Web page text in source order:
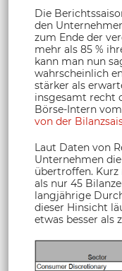
Die
den
zum Ende der
mehr als 85 %
kann man nun
wahrscheinlich
stärker als
insgesamt recht
Börse-Intern vom
von der
Laut Daten von
Unternehmen
übertroffen. Kurz
als nur 45
langjährige
dieser Hinsicht
etwas besser als